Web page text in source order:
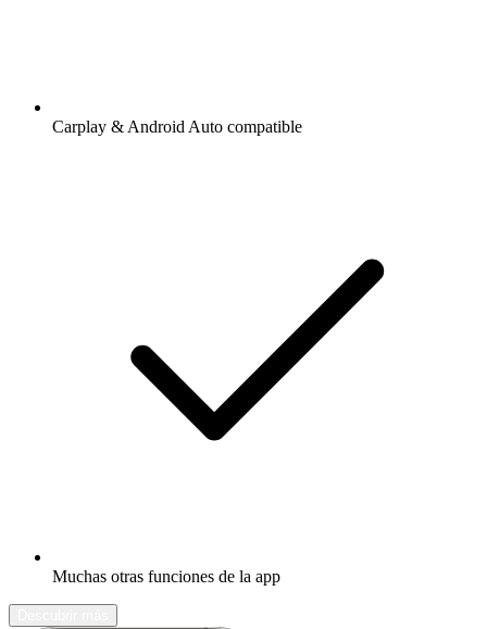
Carplay & Android Auto compatible
Muchas otras funciones de la app